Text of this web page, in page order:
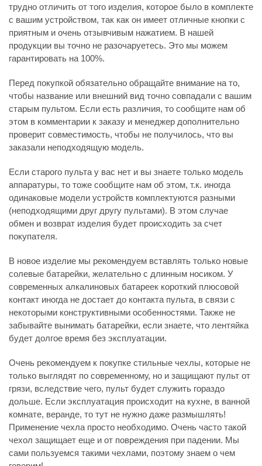
трудно отличить от того изделия, которое было в комплекте
с вашим устройством, так как он имеет отличные кнопки с
приятным и очень отзывчивым нажатием. В нашей
продукции вы точно не разочаруетесь. Это мы можем
гарантировать на 100%.
Перед покупкой обязательно обращайте внимание на то,
чтобы название или внешний вид точно совпадали с вашим
старым пультом. Если есть различия, то сообщите нам об
этом в комментарии к заказу и менеджер дополнительно
проверит совместимость, чтобы не получилось, что вы
заказали неподходящую модель.
Если старого пульта у вас нет и вы знаете только модель
аппаратуры, то тоже сообщите нам об этом, т.к. иногда
одинаковые модели устройств комплектуются разными
(неподходящими друг другу пультами). В этом случае
обмен и возврат изделия будет происходить за счет
покупателя.
В новое изделие мы рекомендуем вставлять только новые
солевые батарейки, желательно с длинным носиком. У
современных алкалиновых батареек короткий плюсовой
контакт иногда не достает до контакта пульта, в связи с
некоторыми конструктивными особенностями. Также не
забывайте вынимать батарейки, если знаете, что лентяйка
будет долгое время без эксплуатации.
Очень рекомендуем к покупке стильные чехлы, которые не
только выглядят по современному, но и защищают пульт от
грязи, вследствие чего, пульт будет служить гораздо
дольше. Если эксплуатация происходит на кухне, в ванной
комнате, веранде, то тут не нужно даже размышлять!
Применение чехла просто необходимо. Очень часто такой
чехол защищает еще и от повреждения при падении. Мы
сами пользуемся такими чехлами, поэтому знаем о чем